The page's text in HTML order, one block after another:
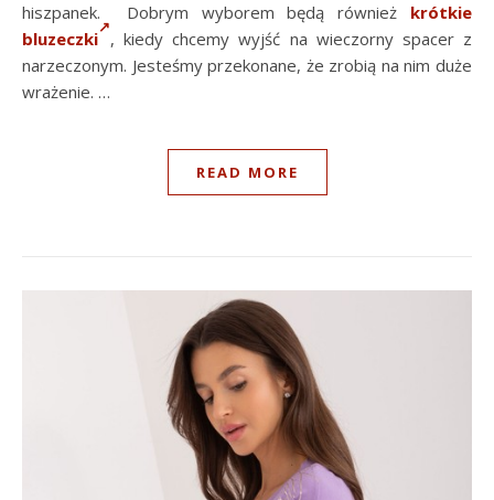
hiszpanek. Dobrym wyborem będą również krótkie
bluzeczki , kiedy chcemy wyjść na wieczorny spacer z
narzeczonym. Jesteśmy przekonane, że zrobią na nim duże
wrażenie. …
READ MORE